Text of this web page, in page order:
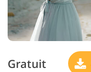
Gratuit